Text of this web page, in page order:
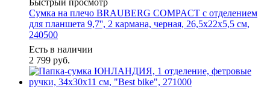
Быстрый просмотр
Сумка на плечо BRAUBERG COMPACT с отделением
для планшета 9,7'', 2 кармана, черная, 26,5x22x5,5 см,
240500
Есть в наличии
2 799 руб.